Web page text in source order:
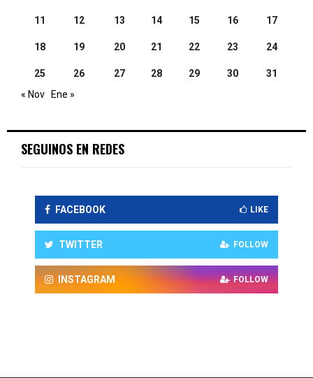
11 12 13 14 15 16 17
18 19 20 21 22 23 24
25 26 27 28 29 30
31
« Nov Ene »
SEGUINOS EN REDES
FACEBOOK LIKE
TWITTER FOLLOW
INSTAGRAM FOLLOW